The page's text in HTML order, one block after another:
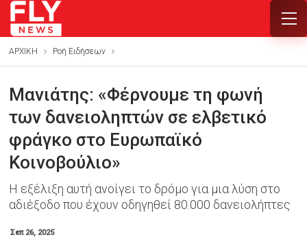
ΑΡΧΙΚΗ Ροή Ειδήσεων
Μανιάτης: «Φέρνουμε τη φωνή
των δανειοληπτών σε ελβετικό
φράγκο στο Ευρωπαϊκό
Κοινοβούλιο»
Η εξέλιξη αυτή ανοίγει το δρόμο για μια λύση στο
αδιέξοδο που έχουν οδηγηθεί 80.000 δανειολήπτες
Σεπ 26, 2025